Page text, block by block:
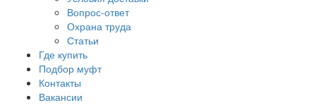
Вопрос-ответ
Охрана труда
Статьи
Где купить
Подбор муфт
Контакты
Вакансии